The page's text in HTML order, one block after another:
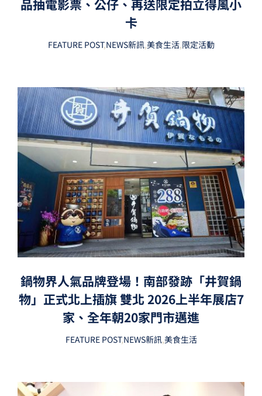
品抽電影票、公仔、再送限定拍立得風小
卡
FEATURE POST,NEWS新訊,美食生活,限定活動
鍋物界人氣品牌登場！南部發跡「井賀鍋
物」正式北上插旗 雙北 2026上半年展店7
家、全年朝20家門市邁進
FEATURE POST,NEWS新訊,美食生活